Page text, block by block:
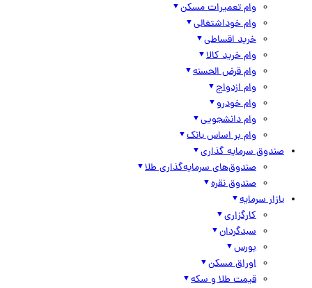
وام تعمیرات مسکن
وام خوداشتغالی
خرید اقساطی
وام خرید کالا
وام قرض الحسنه
وام ازدواج
وام خودرو
وام دانشجویی
وام بر اساس بانک
صندوق سرمایه گذاری
صندوق‌های سرمایه‌گذاری طلا
صندوق نقره
بازار سرمایه
کارگزاری
سبدگردان
بورس
اوراق مسکن
قیمت طلا و سکه